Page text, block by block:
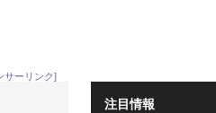
サーリンク]
注目情報